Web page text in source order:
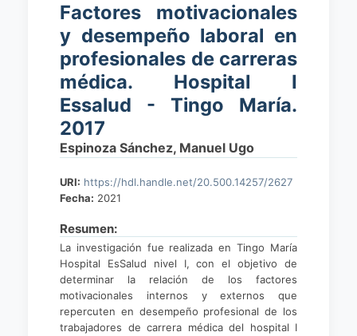
Factores motivacionales
y desempeño laboral en
profesionales de carreras
médica. Hospital I
Essalud - Tingo María.
2017
Espinoza Sánchez, Manuel Ugo
URI: https://hdl.handle.net/20.500.14257/2627
Fecha: 2021
Resumen:
La investigación fue realizada en Tingo María
Hospital EsSalud nivel I, con el objetivo de
determinar la relación de los factores
motivacionales internos y externos que
repercuten en desempeño profesional de los
trabajadores de carrera médica del hospital I